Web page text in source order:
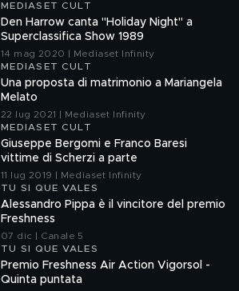
MEDIASET CULT
Den Harrow canta "Holiday Night" a
Superclassifica Show 1989
14 mag 2020 | Mediaset Infinity
MEDIASET CULT
Una proposta di matrimonio a Mariangela
Melato
22 lug 2021 | Mediaset Infinity
MEDIASET CULT
Giuseppe Bergomi e Franco Baresi
vittime di Scherzi a parte
11 lug 2019 | Mediaset Infinity
TU SI QUE VALES
Alessandro Pippa è il vincitore del premio
Freshness
07 dic | Canale 5
TU SI QUE VALES
Premio Freshness Air Action Vigorsol -
Quinta puntata